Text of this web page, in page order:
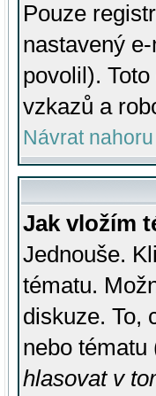
Pouze
nastavený
povolil).
vzkazů a
Návrat nahoru
Jak vložím
Jednouše.
tématu.
diskuze. To,
nebo tématu
hlasovat v